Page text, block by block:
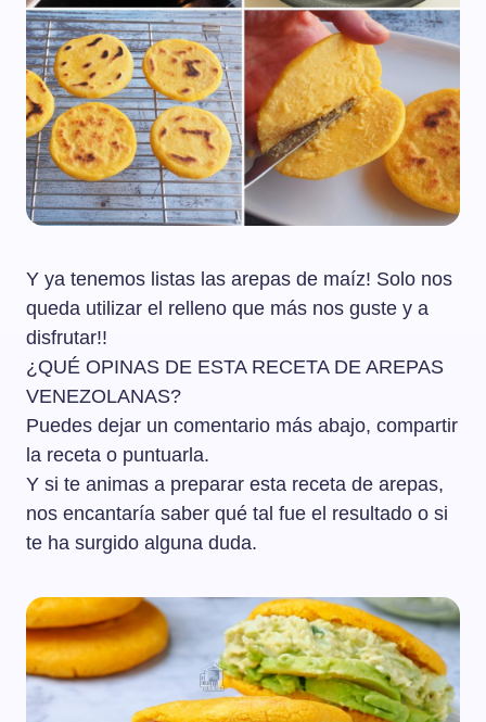
Y ya tenemos listas las arepas de maíz! Solo nos
queda utilizar el relleno que más nos guste y a
disfrutar!!
¿QUÉ OPINAS DE ESTA RECETA DE AREPAS
VENEZOLANAS?
Puedes dejar un comentario más abajo, compartir
la receta o puntuarla.
Y si te animas a preparar esta receta de arepas,
nos encantaría saber qué tal fue el resultado o si
te ha surgido alguna duda.